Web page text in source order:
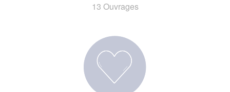
13 Ouvrages